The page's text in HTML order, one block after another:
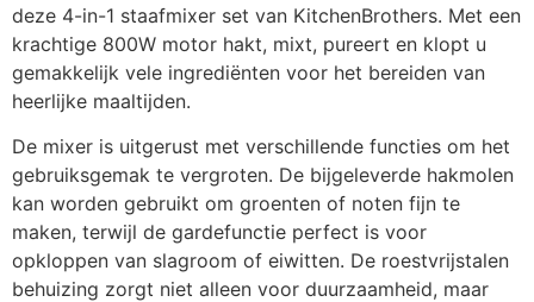
deze 4-in-1 staafmixer set van KitchenBrothers. Met een
krachtige 800W motor hakt, mixt, pureert en klopt u
gemakkelijk vele ingrediënten voor het bereiden van
heerlijke maaltijden.
De mixer is uitgerust met verschillende functies om het
gebruiksgemak te vergroten. De bijgeleverde hakmolen
kan worden gebruikt om groenten of noten fijn te
maken, terwijl de gardefunctie perfect is voor
opkloppen van slagroom of eiwitten. De roestvrijstalen
behuizing zorgt niet alleen voor duurzaamheid, maar